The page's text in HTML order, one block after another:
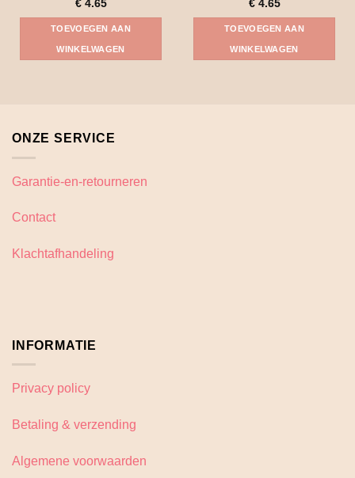
€4.65
TOEVOEGEN AAN
WINKELWAGEN
€4.65
TOEVOEGEN AAN
WINKELWAGEN
ONZE SERVICE
Garantie-en-retourneren
Contact
Klachtafhandeling
INFORMATIE
Privacy policy
Betaling & verzending
Algemene voorwaarden